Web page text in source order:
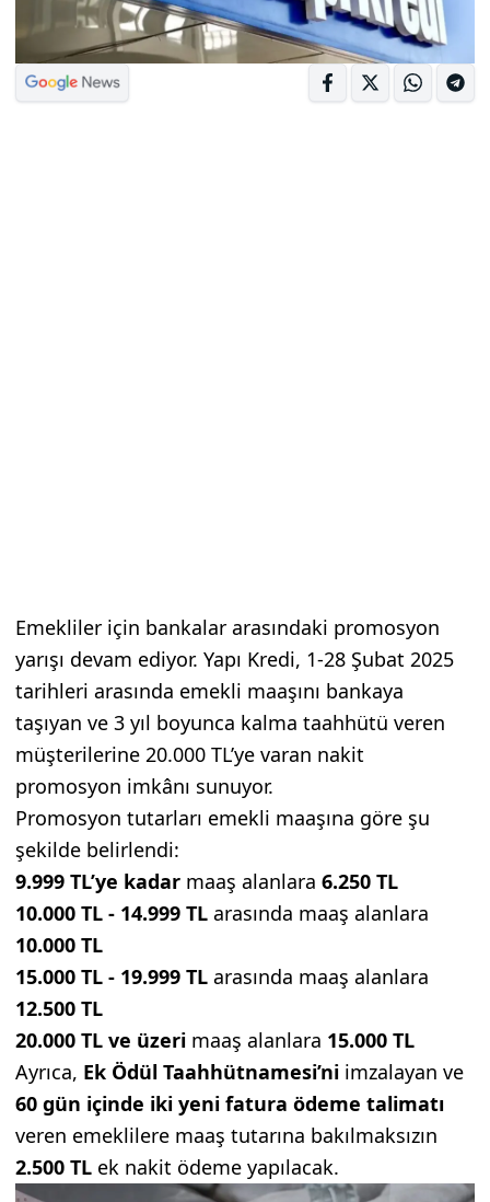
Emekliler için bankalar arasındaki promosyon
yarışı devam ediyor. Yapı Kredi, 1-28 Şubat 2025
tarihleri arasında emekli maaşını bankaya
taşıyan ve 3 yıl boyunca kalma taahhütü veren
müşterilerine 20.000 TL’ye varan nakit
promosyon imkânı sunuyor.
Promosyon tutarları emekli maaşına göre şu
şekilde belirlendi:
9.999 TL’ye kadar maaş alanlara 6.250 TL
10.000 TL - 14.999 TL arasında maaş alanlara
10.000 TL
15.000 TL - 19.999 TL arasında maaş alanlara
12.500 TL
20.000 TL ve üzeri maaş alanlara 15.000 TL
Ayrıca, Ek Ödül Taahhütnamesi’ni imzalayan ve
60 gün içinde iki yeni fatura ödeme talimatı
veren emeklilere maaş tutarına bakılmaksızın
2.500 TL ek nakit ödeme yapılacak.